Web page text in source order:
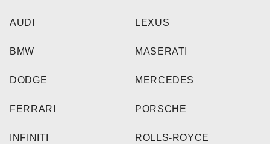
AUDI
BMW
DODGE
FERRARI
INFINITI
LEXUS
MASERATI
MERCEDES
PORSCHE
ROLLS-ROYCE